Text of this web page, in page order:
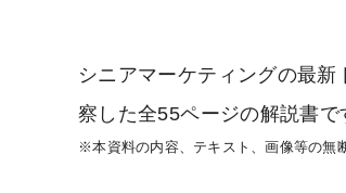
シニアマーケティングの最
察した全55ページの解説書で
※本資料の内容、テキスト、画像等の無